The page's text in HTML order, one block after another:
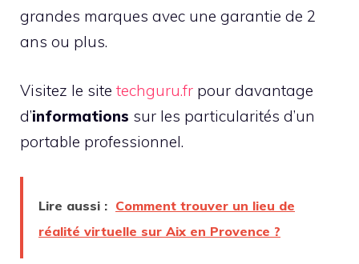
grandes marques avec une garantie de 2
ans ou plus.
Visitez le site techguru.fr pour davantage
d’informations sur les particularités d’un
portable professionnel.
Lire aussi : Comment trouver un lieu de
réalité virtuelle sur Aix en Provence ?